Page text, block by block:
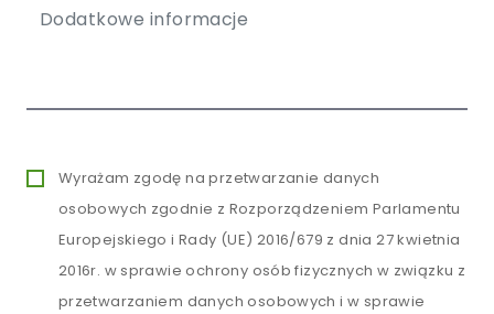
Wyrażam zgodę na przetwarzanie danych
osobowych zgodnie z Rozporządzeniem Parlamentu
Europejskiego i Rady (UE) 2016/679 z dnia 27 kwietnia
2016r. w sprawie ochrony osób fizycznych w związku z
przetwarzaniem danych osobowych i w sprawie